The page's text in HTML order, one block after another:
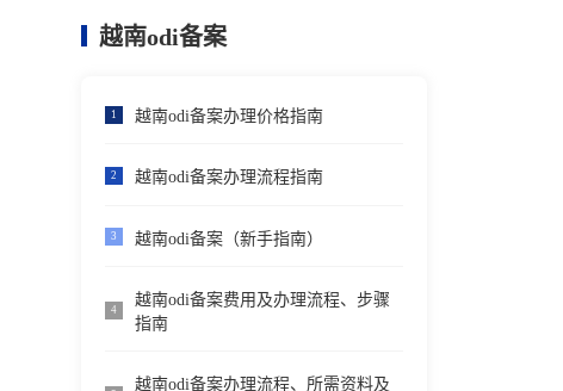
越南odi备案
1 越南odi备案办理价格指南
2 越南odi备案办理流程指南
3 越南odi备案（新手指南）
4
越南odi备案费用及办理流程、步骤
指南
越南odi备案办理流程、所需资料及